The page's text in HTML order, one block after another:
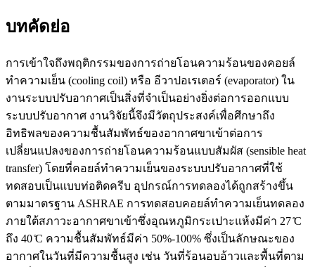
บทคัดย่อ
การเข้าใจถึงพฤติกรรมของการถ่ายโอนความร้อนของคอยล์
ทำความเย็น (cooling coil) หรือ อีวาปอเรเตอร์ (evaporator) ใน
งานระบบปรับอากาศเป็นสิ่งที่จำเป็นอย่างยิ่งต่อการออกแบบ
ระบบปรับอากาศ งานวิจัยนี้จึงมีวัตถุประสงค์เพื่อศึกษาถึง
อิทธิพลของความชื้นสัมพัทธ์ของอากาศขาเข้าต่อการ
เปลี่ยนแปลงของการถ่ายโอนความร้อนแบบสัมผัส (sensible heat
transfer) โดยที่คอยล์ทำความเย็นของระบบปรับอากาศที่ใช้
ทดสอบเป็นแบบท่อติดครีบ อุปกรณ์การทดลองได้ถูกสร้างขึ้น
ตามมาตรฐาน ASHRAE การทดสอบคอยล์ทำความเย็นทดลอง
ภายใต้สภาวะอากาศขาเข้าซึ่งอุณหภูมิกระเปาะแห้งมีค่า 27 ̊C
ถึง 40 ̊C ความชื้นสัมพัทธ์มีค่า 50%-100% ซึ่งเป็นลักษณะของ
อากาศในวันที่มีความชื้นสูง เช่น วันที่ร้อนอบอ้าวและพื้นที่ตาม